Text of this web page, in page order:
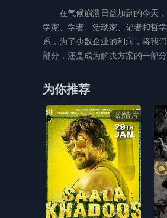
在气候崩溃日益加剧的今天
学家、学者、活动家、记者和哲
系，为了少数企业的利润，将我
部分，还是成为解决方案的一部分
为你推荐
剧情片